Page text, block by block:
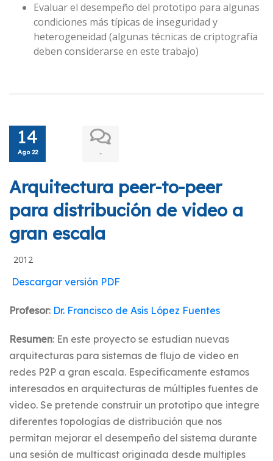
Evaluar el desempeño del prototipo para algunas
condiciones más típicas de inseguridad y
heterogeneidad (algunas técnicas de criptografía
deben considerarse en este trabajo)
14
Ago 22 -
Arquitectura peer-to-peer
para distribución de video a
gran escala
2012
Descargar versión PDF
Profesor: Dr. Francisco de Asís López Fuentes
Resumen: En este proyecto se estudian nuevas
arquitecturas para sistemas de flujo de video en
redes P2P a gran escala. Específicamente estamos
interesados en arquitecturas de múltiples fuentes de
video. Se pretende construir un prototipo que integre
diferentes topologías de distribución que nos
permitan mejorar el desempeño del sistema durante
una sesión de multicast originada desde multiples